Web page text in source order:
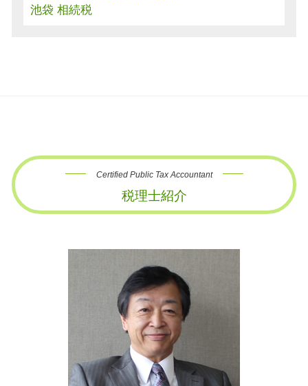
池袋 相続税
Certified Public Tax Accountant
税理士紹介